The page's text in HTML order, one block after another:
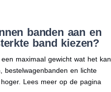
banden aan en
band kiezen?
maximaal gewicht wat het kan
bestelwagenbanden en lichte
Lees meer op de pagina